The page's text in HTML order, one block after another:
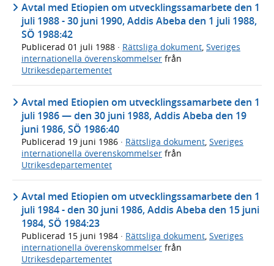
Avtal med Etiopien om utvecklingssamarbete den 1
juli 1988 - 30 juni 1990, Addis Abeba den 1 juli 1988,
SÖ 1988:42
Publicerad 01 juli 1988 · Rättsliga dokument, Sveriges
internationella överenskommelser från
Utrikesdepartementet
Avtal med Etiopien om utvecklingssamarbete den 1
juli 1986 — den 30 juni 1988, Addis Abeba den 19
juni 1986, SÖ 1986:40
Publicerad 19 juni 1986 · Rättsliga dokument Sveriges
internationella överenskommelser från
Utrikesdepartementet
Avtal med Etiopien om utvecklingssamarbete den 1
juli 1984 - den 30 juni 1986, Addis Abeba den 15 juni
1984, SÖ 1984:23
Publicerad 15 juni 1984 · Rättsliga dokument, Sveriges
internationella överenskommelser från
Utrikesdepartementet